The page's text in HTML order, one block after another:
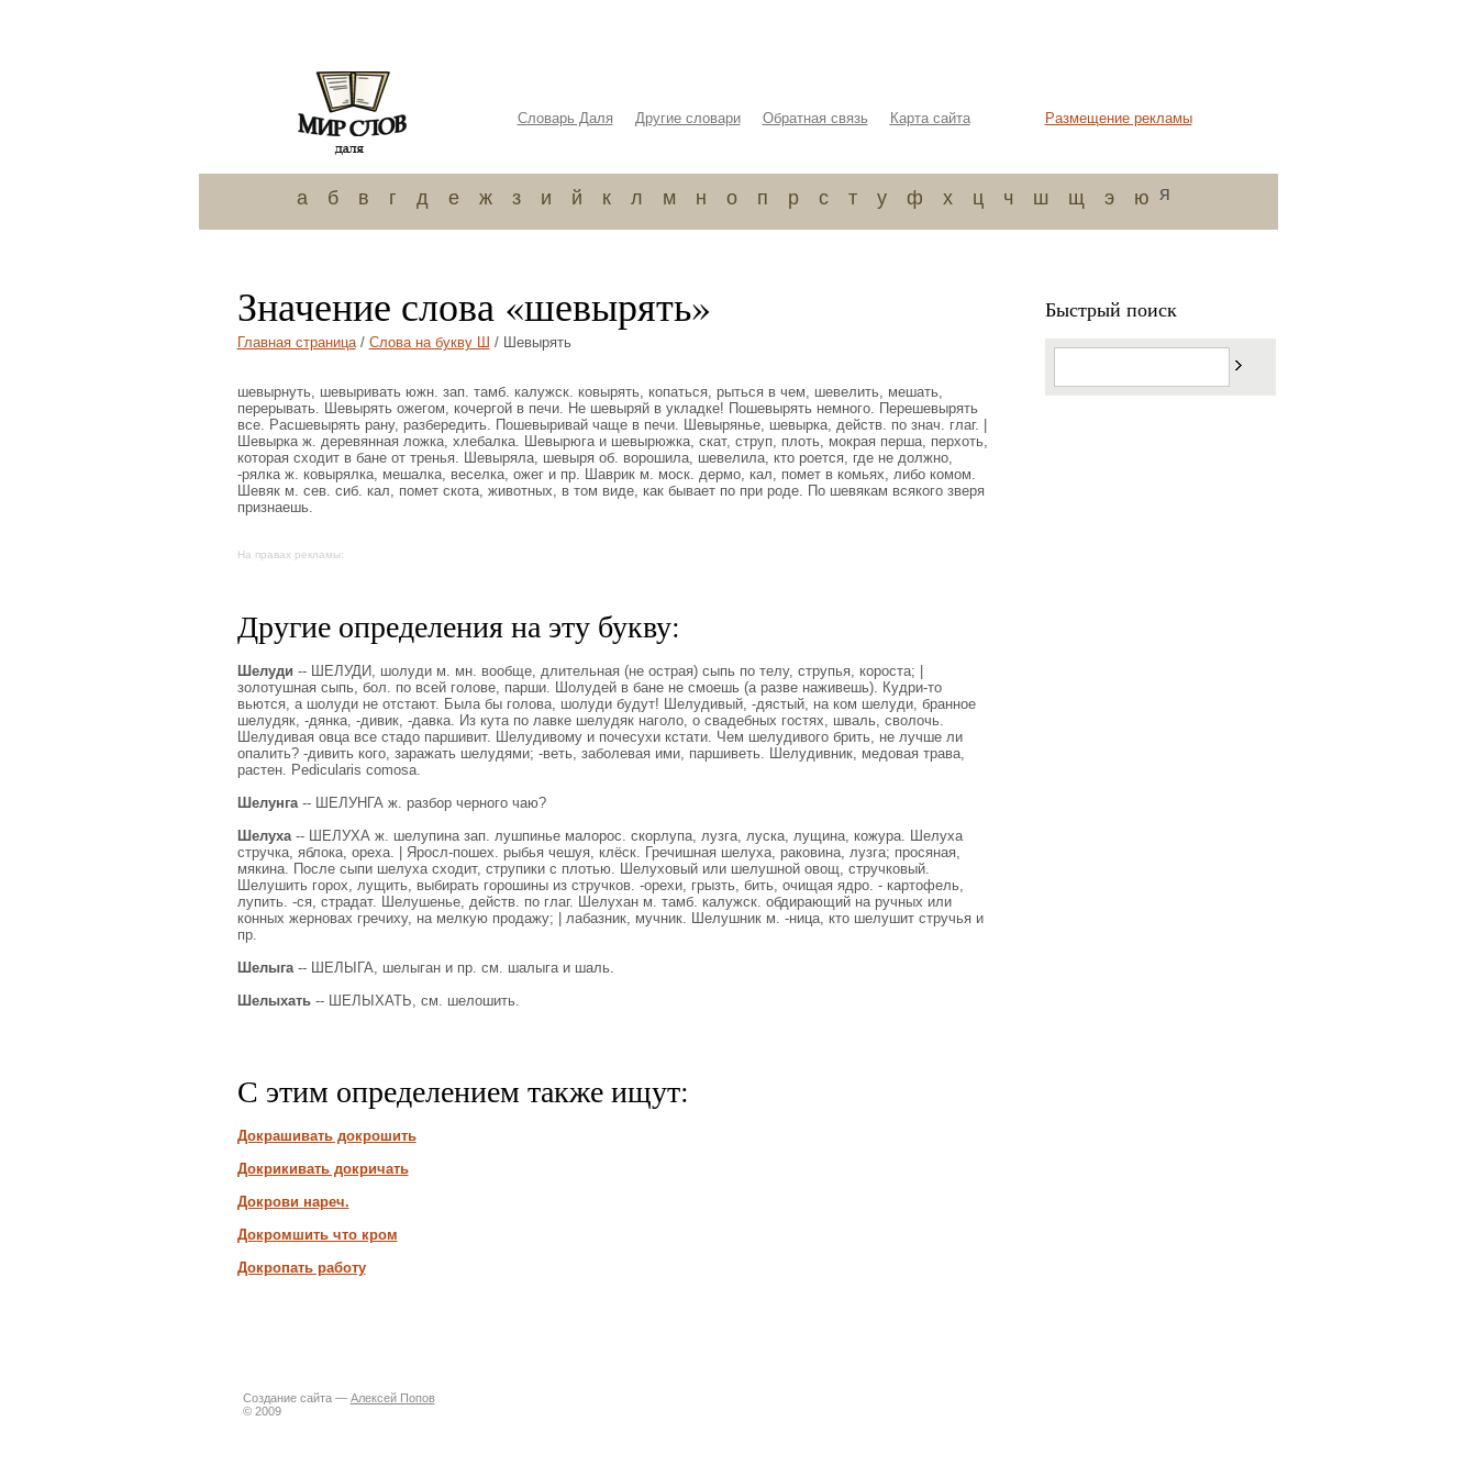
Словарь Даля Другие словари Обратная связь Карта сайта Размещение рекламы
а б в г д е ж з и й к л м н о п р с т у ф х ц ч ш щ э ю я
Значение слова «шевырять»
Главная страница/ Слова на букву Ш / Шевырять
шевырнуть, шевыривать южн. зап. тамб. калужск. ковырять, копаться, рыться в чем, шевелить, мешать,
перерывать. Шевырять ожегом, кочергой в печи. Не шевыряй в укладке! Пошевырять немного. Перешевырять
все. Расшевырять рану, разбередить. Пошевыривай чаще в печи. Шевырянье, шевырка, действ. по знач. глаг. |
Шевырка ж. деревянная ложка, хлебалка. Шевырюга и шевырюжка, скат, струп, плоть, мокрая перша, перхоть,
которая сходит в бане от тренья. Шевыряла, шевыря об. ворошила, шевелила, кто роется, где не должно,
-рялка ж. ковырялка, мешалка, веселка, ожег и пр. Шаврик м. моск. дермо, кал, помет в комьях, либо комом.
Шевяк м. сев. сиб. кал, помет скота, животных, в том виде, как бывает по при роде. По шевякам всякого зверя
признаешь.
На правах рекламы:
Другие определения на эту букву:
Шелуди -- ШЕЛУДИ, шолуди м. мн. вообще, длительная (не острая) сыпь по телу, струпья, короста; |
золотушная сыпь, бол. по всей голове, парши. Шолудей в бане не смоешь (а разве наживешь). Кудри-то
вьются, а шолуди не отстают. Была бы голова, шолуди будут! Шелудивый, -дястый, на ком шелуди, бранное
шелудяк, -дянка, -дивик, -давка. Из кута по лавке шелудяк наголо, о свадебных гостях, шваль, сволочь.
Шелудивая овца все стадо паршивит. Шелудивому и почесухи кстати. Чем шелудивого брить, не лучше ли
опалить? -дивить кого, заражать шелудями; -веть, заболевая ими, паршиветь. Шелудивник, медовая трава,
растен. Pedicularis comosa.
Шелунга-- ШЕЛУНГА ж. разбор черного чаю?
Шелуха-- ШЕЛУХА ж. шелупина зап. лушпинье малорос. скорлупа, лузга, луска, лущина, кожура. Шелуха
стручка, яблока, ореха. | Яросл-пошех. рыбья чешуя, клёск. Гречишная шелуха, раковина, лузга; просяная,
мякина. После сыпи шелуха сходит, струпики с плотью. Шелуховый или шелушной овощ, стручковый.
Шелушить горох, лущить, выбирать горошины из стручков. -орехи, грызть, бить, очищая ядро. - картофель,
лупить. -ся, страдат. Шелушенье, действ. по глаг. Шелухан м. тамб. калужск. обдирающий на ручных или
конных жерновах гречиху, на мелкую продажу; | лабазник, мучник. Шелушник м. -ница, кто шелушит стручья и
пр.
Шелыга-- ШЕЛЫГА, шелыган и пр. см. шалыга и шаль.
Шелыхать-- ШЕЛЫХАТЬ, см. шелошить.
С этим определением также ищут:
Докрашивать докрошить
Докрикивать докричать
Докрови нареч.
Докромшить что кром
Докропать работу
Быстрый поиск
Создание сайта — Алексей Попов
© 2009